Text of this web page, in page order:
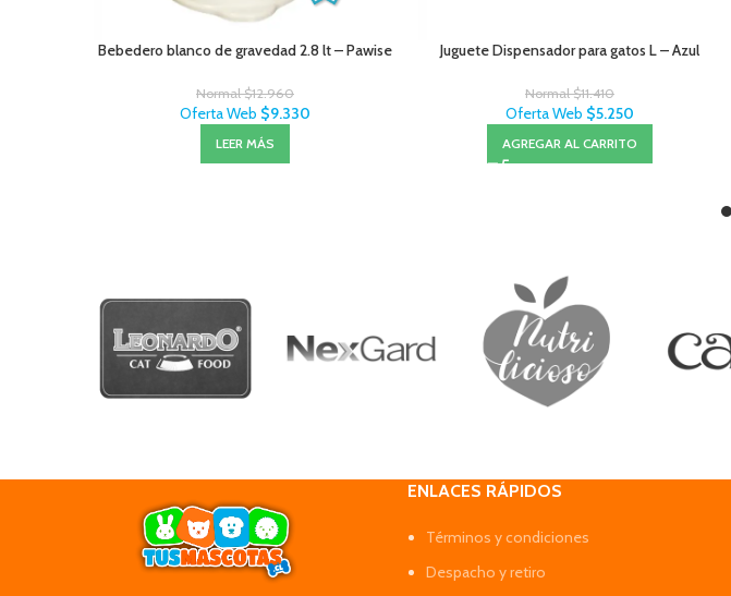
Bebedero blanco de gravedad 2.8 lt – Pawise
Normal$12.960
Oferta Web $9.330
LEER MÁS
Juguete Dispensador para gatos L – Azul
Normal$11.410
Oferta Web $5.250
AGREGAR AL CARRITO
ENLACES RÁPIDOS
Términos y condiciones
Despacho y retiro